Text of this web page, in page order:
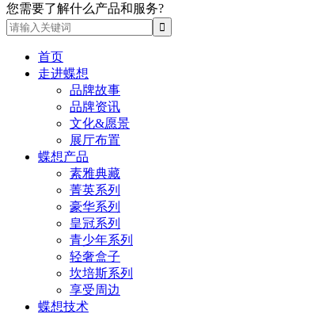
您需要了解什么产品和服务?
首页
走进蝶想
品牌故事
品牌资讯
文化&愿景
展厅布置
蝶想产品
素雅典藏
菁英系列
豪华系列
皇冠系列
青少年系列
轻奢盒子
坎培斯系列
享受周边
蝶想技术